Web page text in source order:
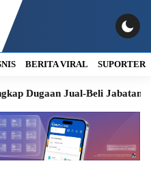
BERITA VIRAL SUPORTER
Jual-Beli Jabatan